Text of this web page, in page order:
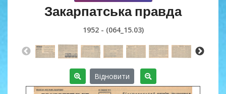
Закарпатська правда
1952 - (064_15.03)
Відновити